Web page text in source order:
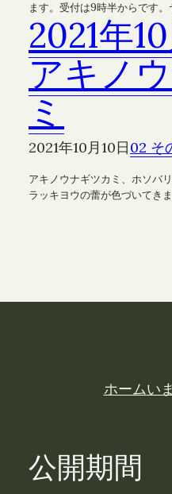
ます。受付は9時半からです
2021年
アキノ
ミ
2021年10月10日02 そ
アキノウナギツカミ、ホソバ
ラッキヨウの蕾が色づいてき
ホームい
公開期間